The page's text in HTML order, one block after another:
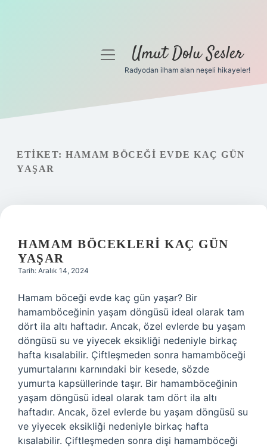
Gizlilik Politikası
Hakkımızda
menüyüUmut Dolu Sesler
Radyodan ilham alan neşeli hikayeler!
ETIKET: HAMAM BÖCEĞI EVDE KAÇ GÜN
YAŞAR
HAMAM BÖCEKLERI KAÇ GÜN
YAŞAR
Tarih: Aralık 14, 2024
Hamam böceği evde kaç gün yaşar? Bir
hamamböceğinin yaşam döngüsü ideal olarak tam
dört ila altı haftadır. Ancak, özel evlerde bu yaşam
döngüsü su ve yiyecek eksikliği nedeniyle birkaç
hafta kısalabilir. Çiftleşmeden sonra hamamböceği
yumurtalarını karnındaki bir kesede, sözde
yumurta kapsüllerinde taşır. Bir hamamböceğinin
yaşam döngüsü ideal olarak tam dört ila altı
haftadır. Ancak, özel evlerde bu yaşam döngüsü su
ve yiyecek eksikliği nedeniyle birkaç hafta
kısalabilir. Çiftleşmeden sonra dişi hamamböceği